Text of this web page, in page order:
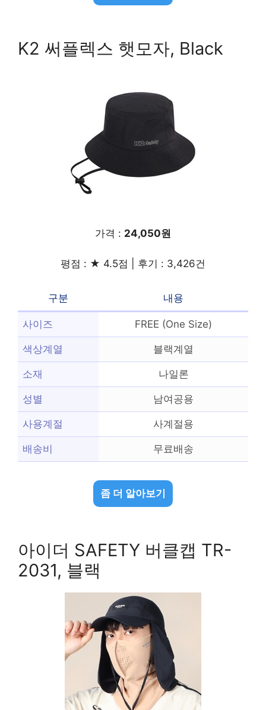
K2 써플렉스 햇모자, Black
가격 : 24,050원
평점 : ★ 4.5점 | 후기 : 3,426건
구분 내용
사이즈 FREE (One Size)
색상계열 블랙계열
소재 나일론
성별 남여공용
사용계절 사계절용
배송비 무료배송
좀 더 알아보기
아이더 SAFETY 버클캡 TR-
2031, 블랙